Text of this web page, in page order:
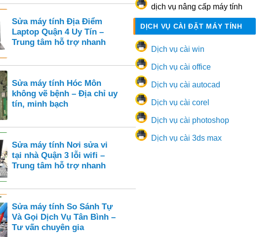
Sửa máy tính Địa Điểm
Laptop Quận 4 Uy Tín –
Trung tâm hỗ trợ nhanh
Sửa máy tính Hóc Môn
không vẽ bệnh – Địa chỉ uy
tín, minh bạch
Sửa máy tính Nơi sửa vi
tại nhà Quận 3 lỗi wifi –
Trung tâm hỗ trợ nhanh
Sửa máy tính So Sánh Tự
Và Gọi Dịch Vụ Tân Bình –
Tư vấn chuyên gia
dịch vụ nâng cấp máy tính
DỊCH VỤ CÀI ĐẶT MÁY TÍNH
Dịch vụ cài win
Dịch vụ cài office
Dịch vụ cài autocad
Dịch vụ cài corel
Dịch vụ cài photoshop
Dịch vụ cài 3ds max